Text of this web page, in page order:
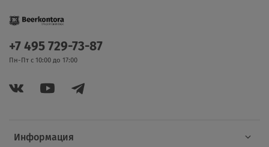
Информация
+7 495 729-73-87
Пн-Пт с 10:00 до 17:00